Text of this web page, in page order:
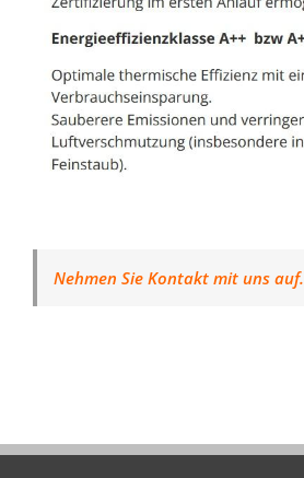
Nehmen Sie Kontakt mit uns auf.